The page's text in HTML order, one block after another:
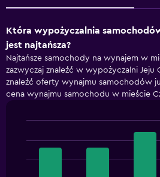
Która wypożyczalnia
jest najtańsza?
Najtańsze samochody na wynajem w
zazwyczaj znaleźć w wypożyczalni Jeju
znaleźć oferty wynajmu samochodów
cena wynajmu samochodu w mieście
chart
graphic.